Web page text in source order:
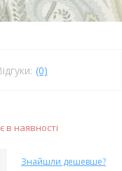
(0)
в наявності
Знайшли дешевше?